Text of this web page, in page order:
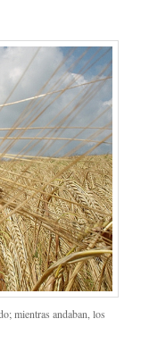
mientras andaban, los